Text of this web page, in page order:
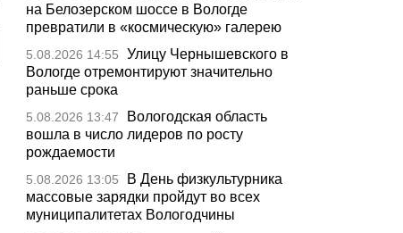
на Белозерском шоссе в Вологде
превратили в «космическую» галерею
5.08.2026 14:55
Улицу Чернышевского в
Вологде отремонтируют значительно
раньше срока
5.08.2026 13:47
Вологодская область
вошла в число лидеров по росту
рождаемости
5.08.2026 13:05
В День физкультурника
массовые зарядки пройдут во всех
муниципалитетах Вологодчины